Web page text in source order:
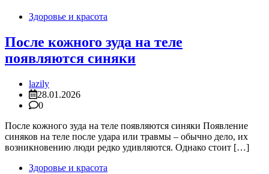
Здоровье и красота
После кожного зуда на теле
появляются синяки
lazily
28.01.2026
0
После кожного зуда на теле появляются синяки Появление
синяков на теле после удара или травмы – обычно дело, их
возникновению люди редко удивляются. Однако стоит […]
Здоровье и красота